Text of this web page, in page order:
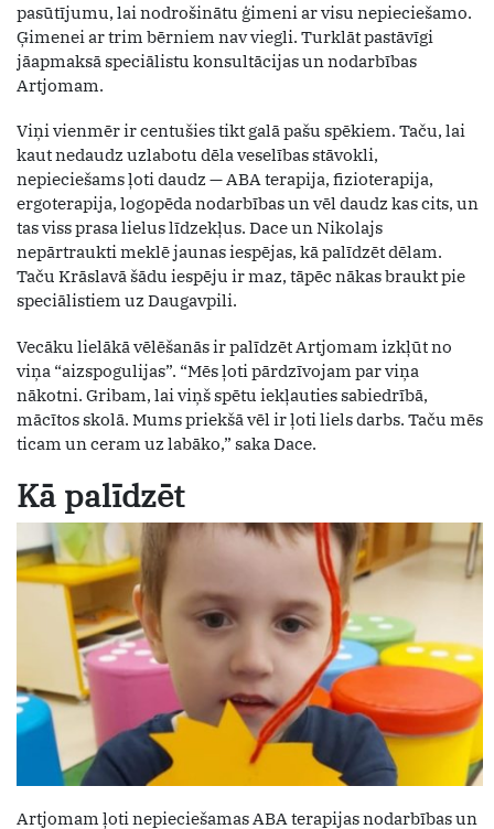
pasūtījumu, lai nodrošinātu ģimeni ar visu nepieciešamo.
Ģimenei ar trim bērniem nav viegli. Turklāt pastāvīgi
jāapmaksā speciālistu konsultācijas un nodarbības
Artjomam.
Viņi vienmēr ir centušies tikt galā pašu spēkiem. Taču, lai
kaut nedaudz uzlabotu dēla veselības stāvokli,
nepieciešams ļoti daudz — ABA terapija, fizioterapija,
ergoterapija, logopēda nodarbības un vēl daudz kas cits, un
tas viss prasa lielus līdzekļus. Dace un Nikolajs
nepārtraukti meklē jaunas iespējas, kā palīdzēt dēlam.
Taču Krāslavā šādu iespēju ir maz, tāpēc nākas braukt pie
speciālistiem uz Daugavpili.
Vecāku lielākā vēlēšanās ir palīdzēt Artjomam izkļūt no
viņa “aizspogulijas”. “Mēs ļoti pārdzīvojam par viņa
nākotni. Gribam, lai viņš spētu iekļauties sabiedrībā,
mācītos skolā. Mums priekšā vēl ir ļoti liels darbs. Taču mēs
ticam un ceram uz labāko,” saka Dace.
Kā palīdzēt
Artjomam ļoti nepieciešamas ABA terapijas nodarbības un